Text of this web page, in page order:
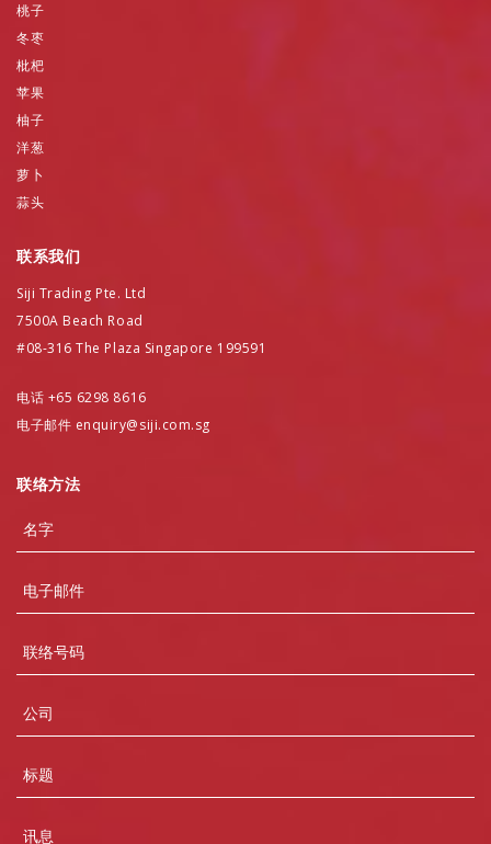
桃子
冬枣
枇杷
苹果
柚子
洋葱
萝卜
蒜头
联系我们
Siji Trading Pte. Ltd
7500A Beach Road
#08-316 The Plaza Singapore 199591
电话 +65 6298 8616
电子邮件 enquiry@siji.com.sg
联络方法
Name
Email
Contact
Number
Company
Subject
Message